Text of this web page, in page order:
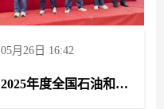
05月26日 16:42
2025年度全国石油和化工职业院校技能大赛油气储运技术赛项中荣获团体二等奖